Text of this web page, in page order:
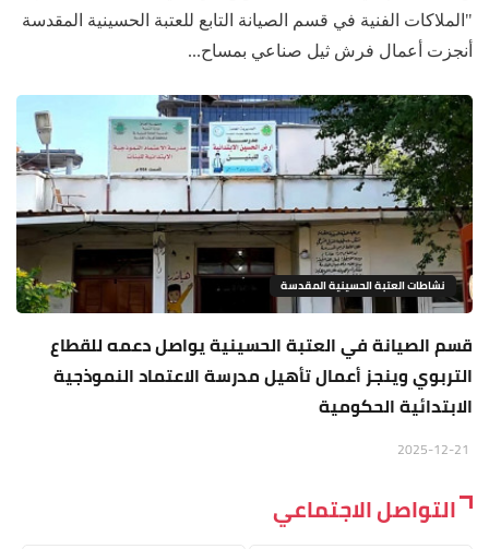
"الملاكات الفنية في قسم الصيانة التابع للعتبة الحسينية المقدسة
أنجزت أعمال فرش ثيل صناعي بمساح...
نشاطات العتبة الحسينية المقدسة
قسم الصيانة في العتبة الحسينية يواصل دعمه للقطاع
التربوي وينجز أعمال تأهيل مدرسة الاعتماد النموذجية
الابتدائية الحكومية
التواصل الاجتماعي